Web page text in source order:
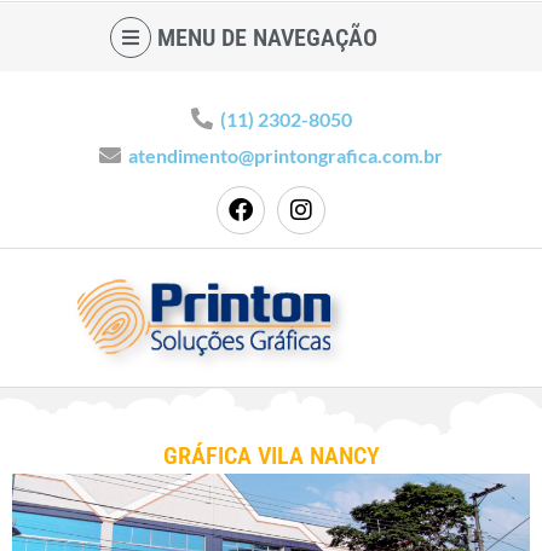
MENU DE NAVEGAÇÃO
(11) 2302-8050
atendimento@printongrafica.com.br
GRÁFICA VILA NANCY